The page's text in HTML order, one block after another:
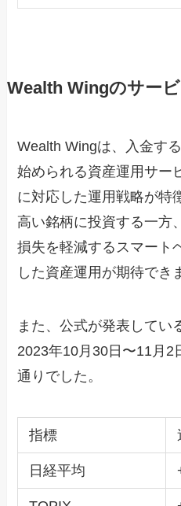
Wealth Wingのサー
Wealth Wingは、入金す
始められる資産運用サー
に対応した運用戦略が特
高い銘柄に投資する一方
損失を軽減するスマート
した資産運用が期待でき
また、公式が発表してい
2023年10月30日〜11月2
通りでした。
指標
日経平均